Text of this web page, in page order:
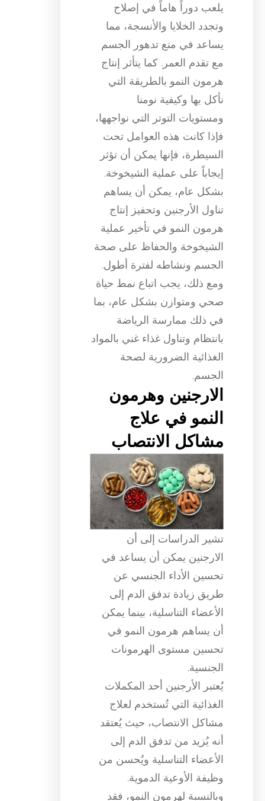
يلعب دوراً هاماً في إصلاح
وتجدد الخلايا والأنسجة، مما
يساعد في منع تدهور الجسم
مع تقدم العمر. كما يتأثر إنتاج
هرمون النمو بالطريقة التي
نأكل بها وكيفية نومنا
ومستويات التوتر التي نواجهها،
فإذا كانت هذه العوامل تحت
السيطرة، فإنها يمكن أن تؤثر
إيجاباً على عملية الشيخوخة.
بشكل عام، يمكن أن يساهم
تناول الأرجنين وتحفيز إنتاج
هرمون النمو في تأخير عملية
الشيخوخة والحفاظ على صحة
الجسم ونشاطه لفترة أطول.
ومع ذلك، يجب اتباع نمط حياة
صحي ومتوازن بشكل عام، بما
في ذلك ممارسة الرياضة
بانتظام وتناول غذاء غني بالمواد
الغذائية الضرورية لصحة
الجسم.
الارجنين وهرمون
النمو في علاج
مشاكل الانتصاب
تشير الدراسات إلى أن
الارجنين يمكن أن يساعد في
تحسين الأداء الجنسي عن
طريق زيادة تدفق الدم إلى
الأعضاء التناسلية، بينما يمكن
أن يساهم هرمون النمو في
تحسين مستوى الهرمونات
الجنسية.
يُعتبر الأرجنين أحد المكملات
الغذائية التي تُستخدم لعلاج
مشاكل الانتصاب، حيث يُعتقد
أنه يُزيد من تدفق الدم إلى
الأعضاء التناسلية ويُحسن من
وظيفة الأوعية الدموية.
وبالنسبة لهرمون النمو، فقد